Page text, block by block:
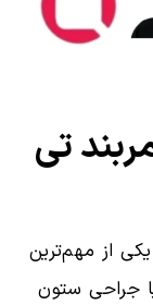
تی
یکی از مهم‌ترین
جراحی ستون